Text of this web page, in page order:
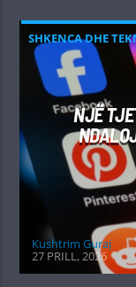
SHKENCA DHE
NJË
Kushtrim Guraj
27 PRILL, 2026